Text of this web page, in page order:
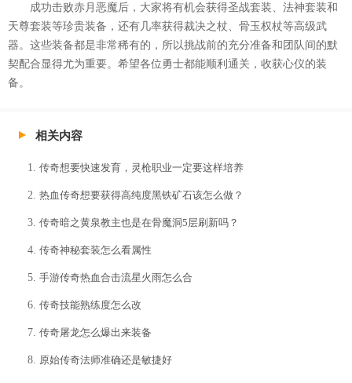
成功击败赤月恶魔后，大家将有机会获得圣战套装、法神套装和
天尊套装等珍贵装备，还有几率获得裁决之杖、骨玉权杖等高级武
器。这些装备都是非常稀有的，所以挑战前的充分准备和团队间的默
契配合显得尤为重要。希望各位勇士都能顺利通关，收获心仪的装
备。
相关内容
传奇想要快速发育，灵枪职业一定要这样培养
热血传奇想要获得高纯度黑铁矿石该怎么做？
传奇暗之黄泉教主也是在骨魔洞5层刷新吗？
传奇神秘套装怎么看属性
手游传奇热血合击流星火雨怎么合
传奇技能熟练度怎么改
传奇屠龙怎么爆出来装备
原始传奇法师准确还是敏捷好